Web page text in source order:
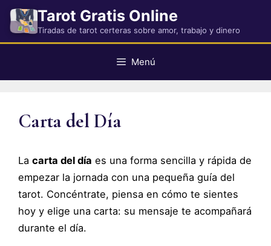
Saltar
contenido
Tarot Gratis Online
Tiradas de tarot certeras sobre amor, trabajo y dinero
Menú
Carta del Día
La carta del día es una forma sencilla y rápida de
empezar la jornada con una pequeña guía del
tarot. Concéntrate, piensa en cómo te sientes
hoy y elige una carta: su mensaje te acompañará
durante el día.